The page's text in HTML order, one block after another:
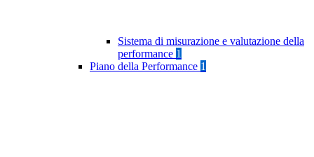
Sistema di misurazione e valutazione della
performance 1
Piano della Performance 1